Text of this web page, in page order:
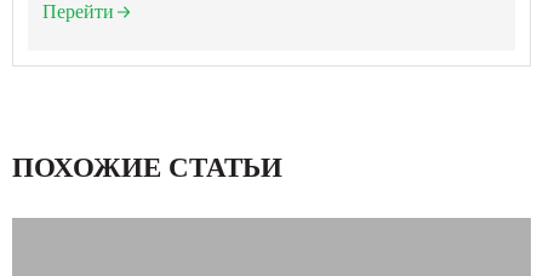
Перейти
ПОХОЖИЕ СТАТЬИ